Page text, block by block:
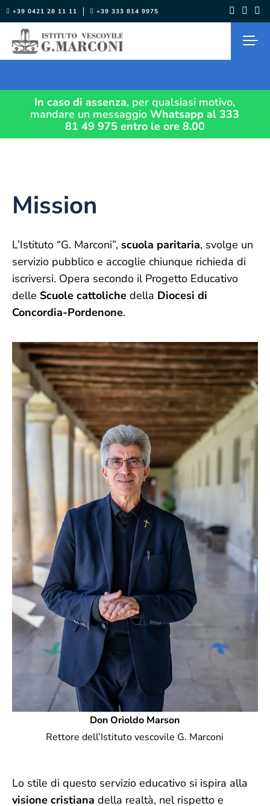
Salta
al
contenuto
+39 0421 28 11 11 +39 333 814 9975
In caso di assenza, per qualsiasi motivo,
mandare un messaggioWhatsapp al 333
81 49 975 entro le ore 8.00
Mission
L’Istituto “G. Marconi”, scuola paritaria, svolge un
servizio pubblico e accoglie chiunque richieda di
iscriversi. Opera secondo il Progetto Educativo
delle Scuole cattoliche della Diocesi di
Concordia-Pordenone.
Don Orioldo Marson
Rettore dell’Istituto vescovile G. Marconi
Lo stile di questo servizio educativo si ispira alla
visione cristiana della realtà, nel rispetto e